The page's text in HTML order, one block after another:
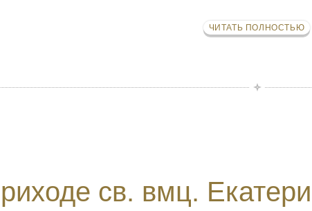
ЧИТАТЬ ПОЛНОСТЬЮ
св. вмц.